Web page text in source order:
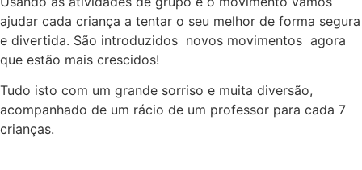
ajudar cada criança a tentar o seu melhor de forma segura
e divertida. São introduzidos novos movimentos agora
que estão mais crescidos!
Tudo isto com um grande sorriso e muita diversão,
acompanhado de um rácio de um professor para cada 7
crianças.